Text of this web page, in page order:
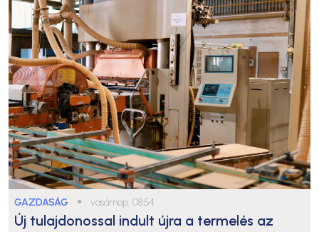
GAZDASÁG ● vasárnap, 08:54
Új tulajdonossal indult újra a termelés az